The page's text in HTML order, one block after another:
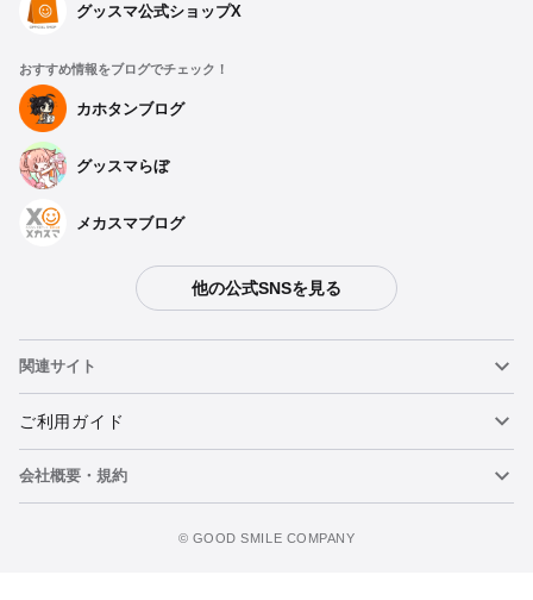
グッスマ公式ショップX
おすすめ情報をブログでチェック！
カホタンブログ
グッスマらぼ
メカスマブログ
他の公式SNSを見る
関連サイト
ねんどろいど
ねんどろいどフェイスメーカー
ご利用ガイド
重要なお知らせ
会社概要・規約
©️ GOOD SMILE COMPANY